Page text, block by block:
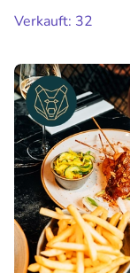
Verkauft: 32